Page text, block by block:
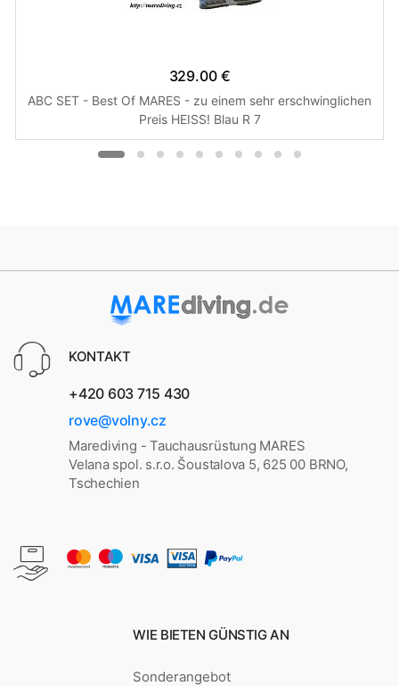
329.00 €
ABC SET - Best Of MARES - zu einem sehr erschwinglichen
Preis HEISS! Blau R 7
KONTAKT
+420 603 715 430
rove@volny.cz
Marediving - Tauchausrüstung MARES
Velana spol. s.r.o. Šoustalova 5, 625 00 BRNO,
Tschechien
WIE BIETEN GÜNSTIG AN
Sonderangebot